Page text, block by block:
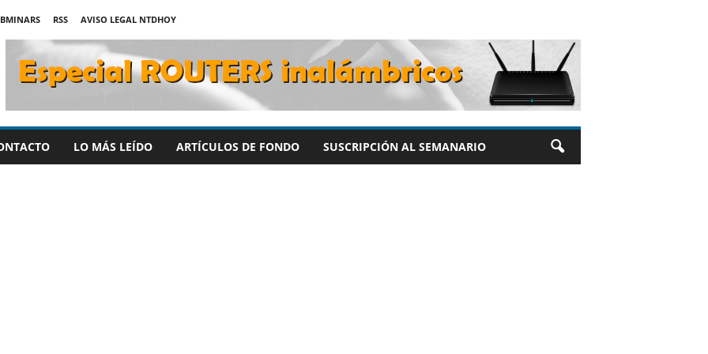
RSS
AVISO LEGAL NTDHOY
LO MÁS LEÍDO ARTÍCULOS DE FONDO SUSCRIPCIÓN AL SEMANARIO